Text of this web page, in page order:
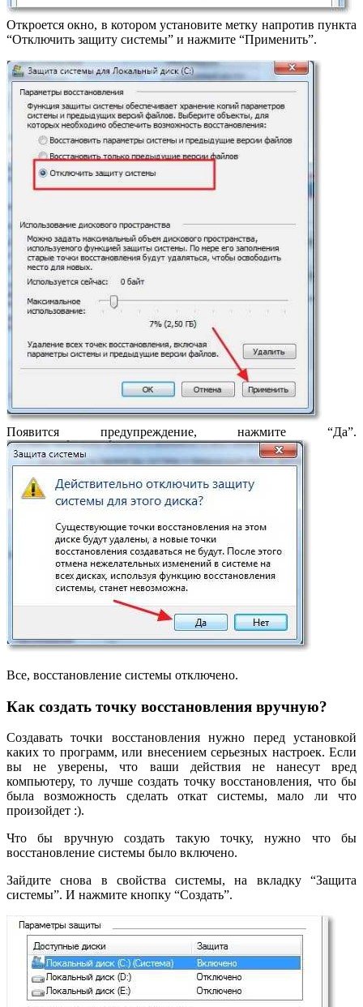
Откроется окно, в котором установите метку напротив пункта
“Отключить защиту системы” и нажмите “Применить”.
Появится предупреждение, нажмите “Да”.
Все, восстановление системы отключено.
Как создать точку восстановления вручную?
Создавать точки восстановления нужно перед установкой
каких то программ, или внесением серьезных настроек. Если
вы не уверены, что ваши действия не нанесут вред
компьютеру, то лучше создать точку восстановления, что бы
была возможность сделать откат системы, мало ли что
произойдет :).
Что бы вручную создать такую точку, нужно что бы
восстановление системы было включено.
Зайдите снова в свойства системы, на вкладку “Защита
системы”. И нажмите кнопку “Создать”.